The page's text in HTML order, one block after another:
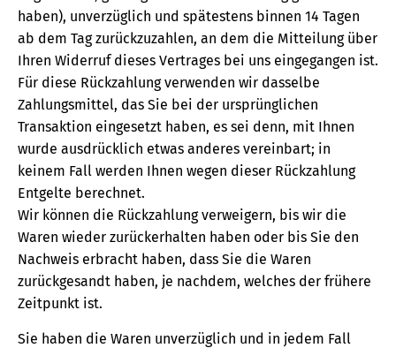
haben), unverzüglich und spätestens binnen 14 Tagen
ab dem Tag zurückzuzahlen, an dem die Mitteilung über
Ihren Widerruf dieses Vertrages bei uns eingegangen ist.
Für diese Rückzahlung verwenden wir dasselbe
Zahlungsmittel, das Sie bei der ursprünglichen
Transaktion eingesetzt haben, es sei denn, mit Ihnen
wurde ausdrücklich etwas anderes vereinbart; in
keinem Fall werden Ihnen wegen dieser Rückzahlung
Entgelte berechnet.
Wir können die Rückzahlung verweigern, bis wir die
Waren wieder zurückerhalten haben oder bis Sie den
Nachweis erbracht haben, dass Sie die Waren
zurückgesandt haben, je nachdem, welches der frühere
Zeitpunkt ist.
Sie haben die Waren unverzüglich und in jedem Fall